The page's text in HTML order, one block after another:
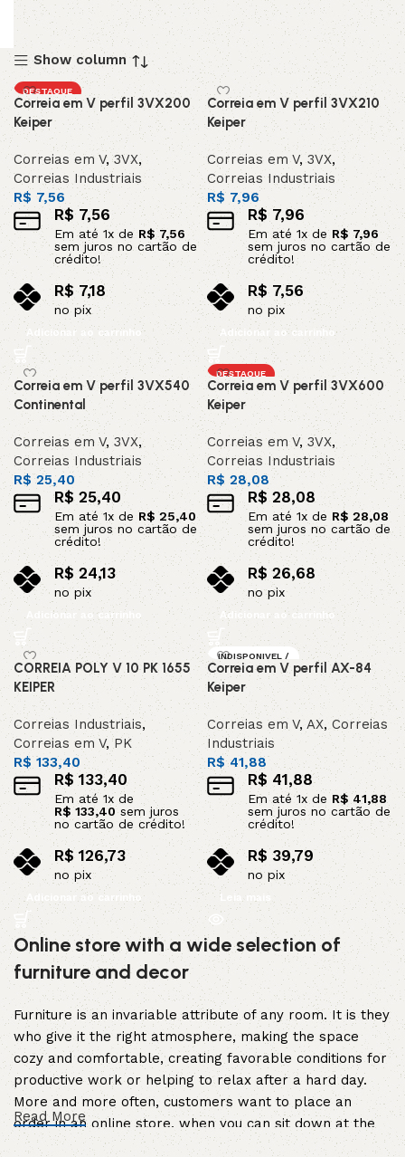
Show column
DESTAQUE
Correia em V perfil 3VX200
Keiper
Correias em V,3VX,
Correias Industriais
R$ 7,56
R$7,56
Em até 1x de R$7,56
sem juros no cartão de
crédito!
R$7,18
no pix
Adicionar ao carrinho
Correia em V perfil 3VX210
Keiper
Correias em V,3VX,
Correias Industriais
R$7,96
R$7,96
Em até 1x de R$7,96
sem juros no cartão de
crédito!
R$7,56
no pix
Adicionar ao carrinho
Correia em V perfil 3VX540
Continental
Correias em V,3VX,
Correias Industriais
R$25,40
R$25,40
Em até1x de R$ 25,40
sem juros no cartão de
crédito!
R$ 24,13
no pix
Adicionar ao carrinho
DESTAQUE
Correia em V perfil 3VX600
Keiper
Correias em V,3VX,
Correias Industriais
R$ 28,08
R$28,08
Em até 1x de R$ 28,08
sem juros no cartão de
crédito!
R$26,68
no pix
Adicionar ao carrinho
CORREIA POLY V 10 PK 1655
KEIPER
Correias Industriais,
Correias em V,PK
R$133,40
R$ 133,40
Em até 1x de
R$133,40sem juros
no cartão de crédito!
R$126,73
no pix
Adicionar ao carrinho
INDISPONIVEL /
SOB ENCOMEND
A
DESTAQUE
Correia em V perfil AX-84
Keiper
Correias em V, AX, Correias
Industriais
R$41,88
R$ 41,88
Em até1x de R$ 41,88
sem juros no cartão de
crédito!
R$ 39,79
no pix
Leia mais
Online store with a wide selection of
furniture and decor
Furniture is an invariable attribute of any room. It is they
who give it the right atmosphere, making the space
cozy and comfortable, creating favorable conditions for
productive work or helping to relax after a hard day.
More and more often, customers want to place an
order in an online store, when you can sit down at the
computer in your free time, arrange the furniture in the
Read More